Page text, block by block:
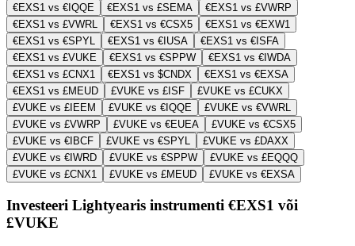
€EXS1 vs €IQQE
€EXS1 vs £SEMA
€EXS1 vs £VWRP
€EXS1 vs £VWRL
€EXS1 vs €CSX5
€EXS1 vs €EXW1
€EXS1 vs €SPYL
€EXS1 vs €IUSA
€EXS1 vs €ISFA
€EXS1 vs £VUKE
€EXS1 vs €SPPW
€EXS1 vs €IWDA
€EXS1 vs £CNX1
€EXS1 vs $CNDX
€EXS1 vs €EXSA
€EXS1 vs £MEUD
£VUKE vs £ISF
£VUKE vs £CUKX
£VUKE vs £IEEM
£VUKE vs €IQQE
£VUKE vs €VWRL
£VUKE vs £VWRP
£VUKE vs €EUEA
£VUKE vs €CSX5
£VUKE vs €IBCF
£VUKE vs €SPYL
£VUKE vs £DAXX
£VUKE vs €IWRD
£VUKE vs €SPPW
£VUKE vs £EQQQ
£VUKE vs £CNX1
£VUKE vs £MEUD £VUKE vs €EXSA
Investeeri Lightyearis instrumenti €EXS1 või
£VUKE